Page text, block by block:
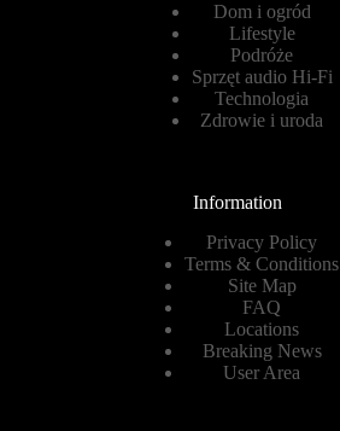
Dom i ogród
Lifestyle
Podróże
Sprzęt audio Hi-Fi
Technologia
Zdrowie i uroda
Information
Privacy Policy
Terms & Conditions
Site Map
FAQ
Locations
Breaking News
User Area